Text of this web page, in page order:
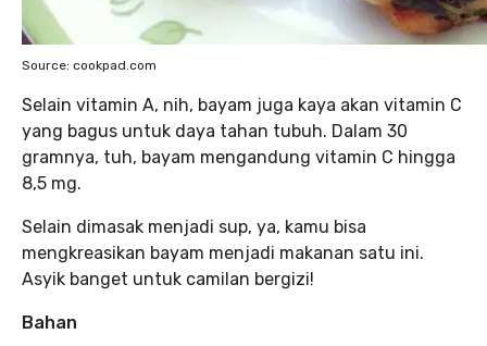
Source: cookpad.com
Selain vitamin A, nih, bayam juga kaya akan vitamin C
yang bagus untuk daya tahan tubuh. Dalam 30
gramnya, tuh, bayam mengandung vitamin C hingga
8,5 mg.
Selain dimasak menjadi sup, ya, kamu bisa
mengkreasikan bayam menjadi makanan satu ini.
Asyik banget untuk camilan bergizi!
Bahan